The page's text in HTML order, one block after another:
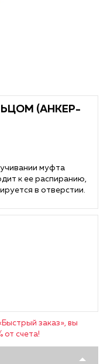
(АНКЕР-
муфта
к ее распиранию,
в отверстии.
заказ», вы
от счета!